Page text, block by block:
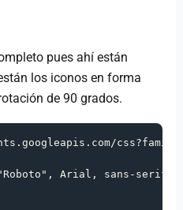
pues ahí están
los iconos en forma
de 90 grados.
, Arial , sans-serif